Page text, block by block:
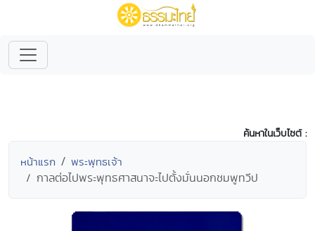
ค้นหาในเว็บไซต์ :
หน้าแรก พระพุทธเจ้า
กาลต่อไปพระพุทธศาสนาจะไปตั้งมั่นนอกชมพูทวีป